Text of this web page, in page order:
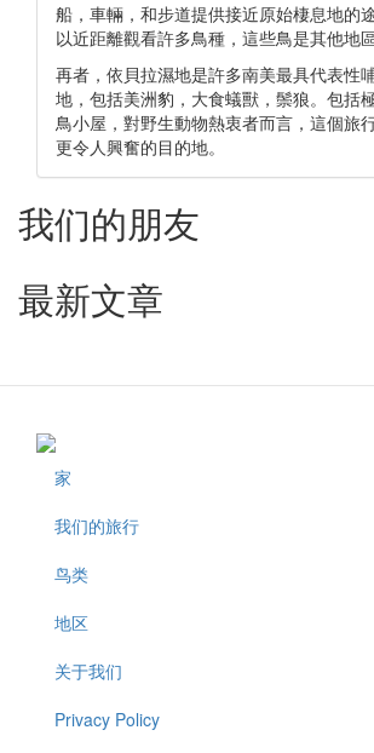
船，車輛，和步道提供接近原始棲息地的
以近距離觀看許多鳥種，這些鳥是其他地
再者，依貝拉濕地是許多南美最具代表性
地，包括美洲豹，大食蟻獸，鬃狼。包括
鳥小屋，對野生動物熱衷者而言，這個旅
更令人興奮的目的地。
我们的朋友
最新文章
Footer
家
我们的旅行
鸟类
地区
关于我们
Privacy Policy